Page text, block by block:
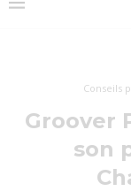
Conseils
Groover
son